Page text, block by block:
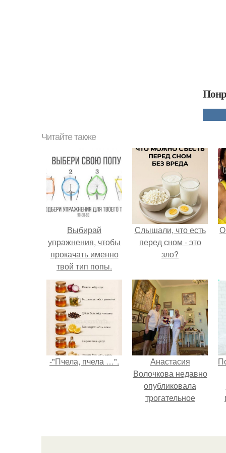
Читайте также
Выбирай
упражнения, чтобы
прокачать именно
твой тип попы.
Слышали, что есть
перед сном - это
зло?
-"Пчела, пчела …".
Анастасия
Волочкова недавно
опубликовала
трогательное
которой она